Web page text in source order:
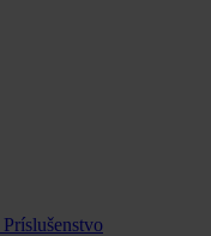
Príslušenstvo